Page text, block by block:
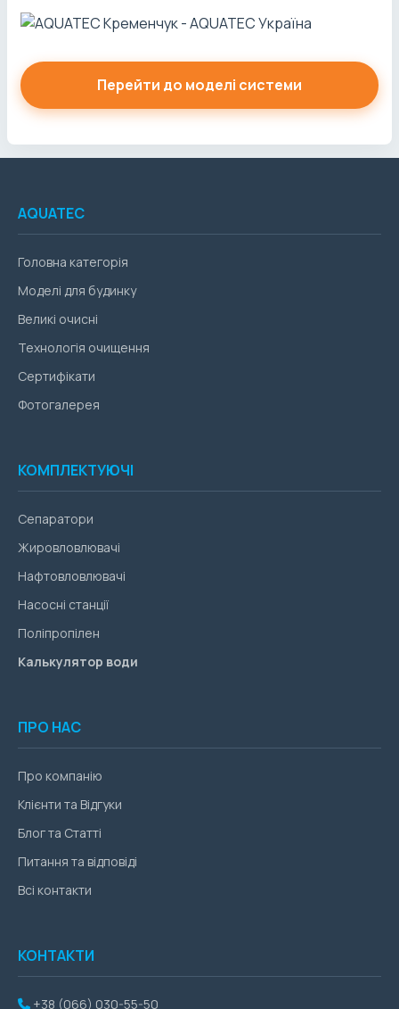
Перейти до моделі системи
AQUATEC
Головна категорія
Моделі для будинку
Великі очисні
Технологія очищення
Сертифікати
Фотогалерея
КОМПЛЕКТУЮЧІ
Сепаратори
Жировловлювачі
Нафтовловлювачі
Насосні станції
Поліпропілен
Калькулятор води
ПРО НАС
Про компанію
Клієнти та Відгуки
Блог та Статті
Питання та відповіді
Всі контакти
КОНТАКТИ
+38 (066) 030-55-50